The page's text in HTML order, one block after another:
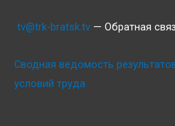
tv@trk-bratsk.tv — Обратная
Сводная ведомость
условий труда